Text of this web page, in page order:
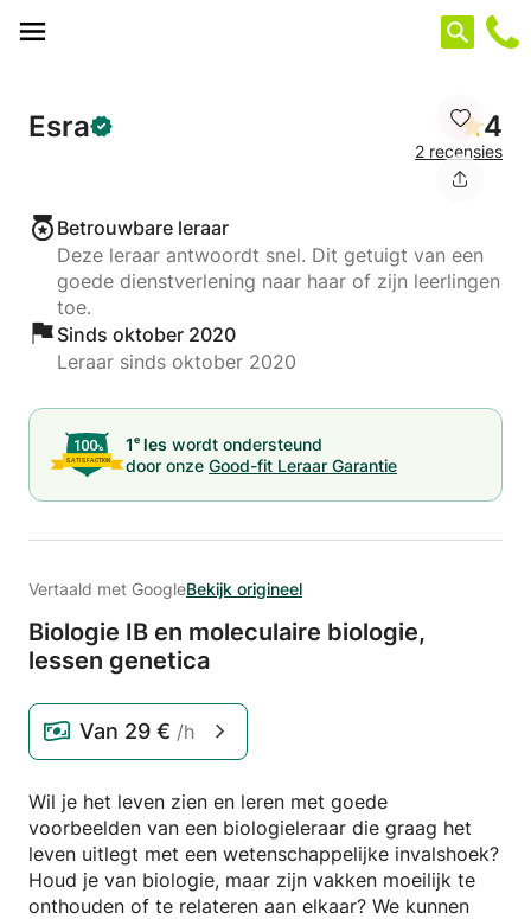
Esra 4
2 recensies
Betrouwbare leraar
Deze leraar antwoordt snel. Dit getuigt van een
goede dienstverlening naar haar of zijn leerlingen
toe.
Sinds oktober 2020
Leraar sinds oktober 2020
1e les wordt ondersteund
door onze Good-fit Leraar Garantie
Vertaald met GoogleBekijk origineel
Biologie IB en moleculaire biologie,
lessen genetica
Van 29 € /h
Wil je het leven zien en leren met goede
voorbeelden van een biologieleraar die graag het
leven uitlegt met een wetenschappelijke invalshoek?
Houd je van biologie, maar zijn vakken moeilijk te
onthouden of te relateren aan elkaar? We kunnen